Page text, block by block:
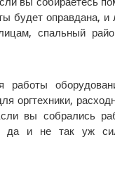
будет оправдана,
спальный
оргтехники,
вы собрались
да и не так уж